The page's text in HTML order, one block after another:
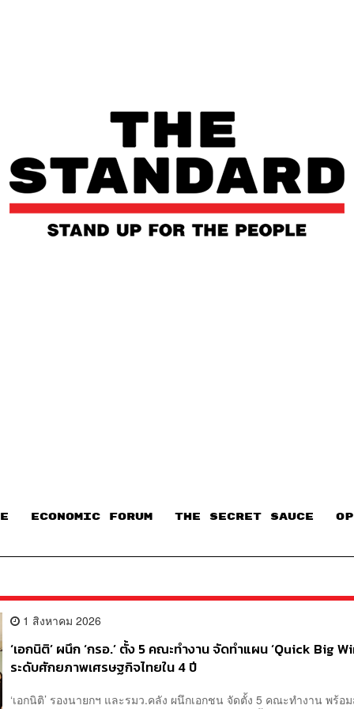
ECONOMIC FORUM THE SECRET SAUCE​
1 สิงหาคม 2026
‘เอกนิติ’ ผนึก ‘กรอ.’ ตั้ง 5 คณะทำงาน จัดทำแผน ‘Quick Big
ระดับศักยภาพเศรษฐกิจไทยใน 4 ปี
‘เอกนิติ’ รองนายกฯ และรมว.คลัง ผนึกเอกชน จัดตั้ง 5 คณะทำงาน พร้อ